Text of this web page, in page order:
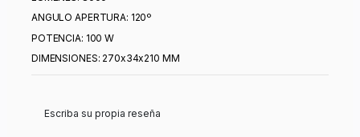
ANGULO APERTURA: 120º
POTENCIA: 100 W
DIMENSIONES: 270x34x210 MM
Escriba su propia reseña